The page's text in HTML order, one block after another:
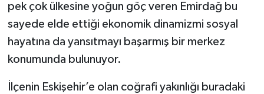
pek çok ülkesine yoğun göç veren Emirdağ bu
sayede elde ettiği ekonomik dinamizmi sosyal
hayatına da yansıtmayı başarmış bir merkez
konumunda bulunuyor.
İlçenin Eskişehir’e olan coğrafi yakınlığı buradaki